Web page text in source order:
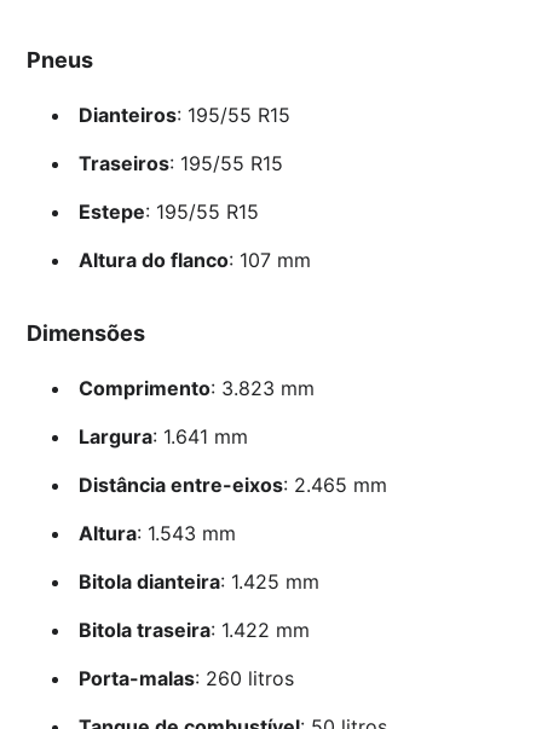
Pneus
Dianteiros: 195/55 R15
Traseiros: 195/55 R15
Estepe: 195/55 R15
Altura do flanco: 107 mm
Dimensões
Comprimento: 3.823 mm
Largura: 1.641 mm
Distância entre-eixos: 2.465 mm
Altura: 1.543 mm
Bitola dianteira: 1.425 mm
Bitola traseira: 1.422 mm
Porta-malas: 260 litros